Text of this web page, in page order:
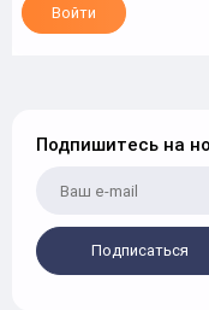
Войти
Подпишитесь на
Подписаться